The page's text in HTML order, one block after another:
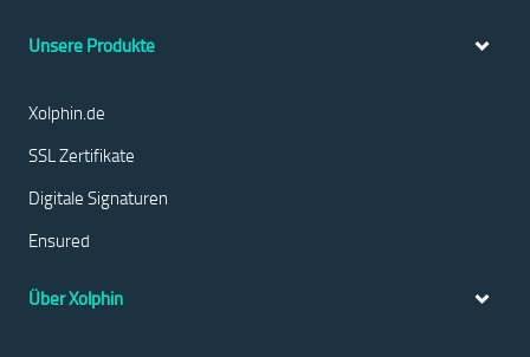
Unsere Produkte
Xolphin.de
SSL Zertifikate
Digitale Signaturen
Ensured
Über Xolphin